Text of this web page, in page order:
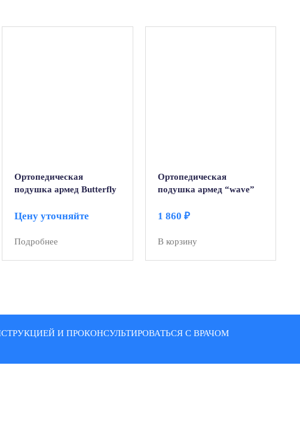
Ортопедическая
подушка армед Butterfly
Цену уточняйте
Подробнее
Ортопедическая
подушка армед “wave”
1 860 ₽
В корзину
И ПРОКОНСУЛЬТИРОВАТЬСЯ С ВРАЧОМ